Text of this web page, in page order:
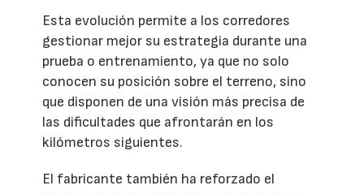
Esta evolución permite a los corredores
gestionar mejor su estrategia durante una
prueba o entrenamiento, ya que no solo
conocen su posición sobre el terreno, sino
que disponen de una visión más precisa de
las dificultades que afrontarán en los
kilómetros siguientes.
El fabricante también ha reforzado el